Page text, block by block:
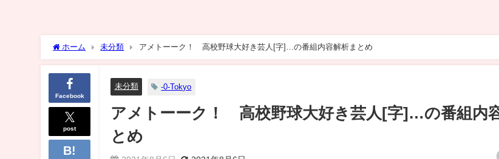
ホーム 未分類 アメトーーク！ 高校野球大好き芸人[字]…の番組内容解析まとめ
Facebook
post
未分類 -0-Tokyo
アメトーーク！ 高校野球大好き芸人[字]…の番組内
とめ